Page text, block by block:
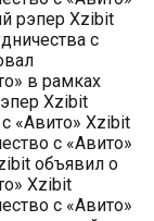
рэпер Xzibit
с
в рамках
Xzibit
«Авито» Xzibit
с «Авито»
объявил о
Xzibit
с «Авито»